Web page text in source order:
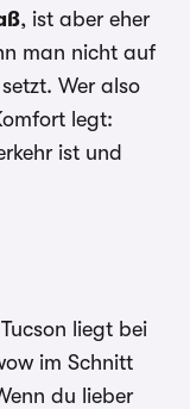
, ist aber eher
man nicht auf
Wer also
legt:
ist und
liegt bei
im Schnitt
du lieber